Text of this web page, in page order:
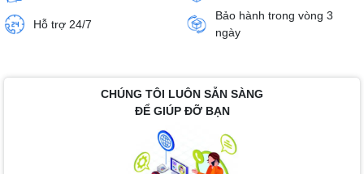
Hỗ trợ 24/7
Bảo hành trong vòng 3
ngày
CHÚNG TÔI LUÔN SẴN SÀNG
ĐỂ GIÚP ĐỠ BẠN